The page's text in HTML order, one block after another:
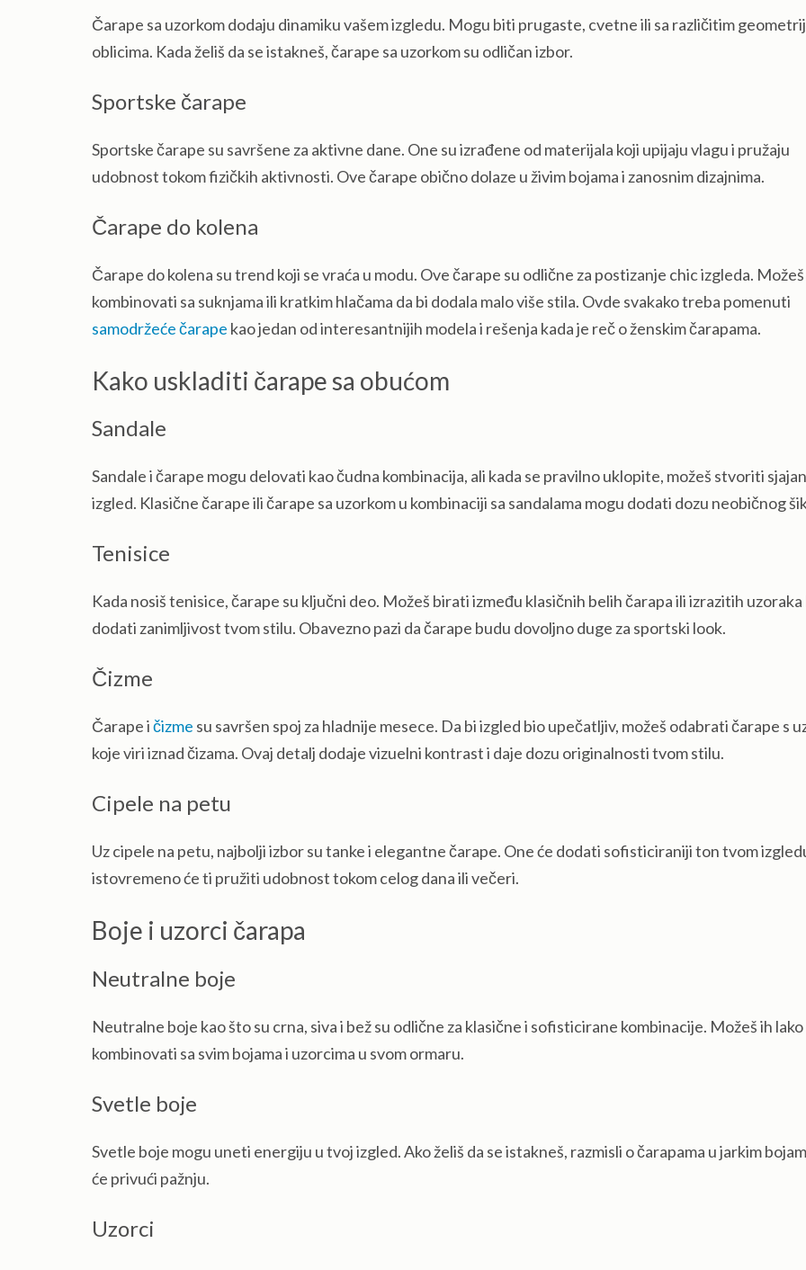
Čarape sa uzorkom dodaju dinamiku vašem izgledu. Mogu biti prugaste, cvetne ili sa različitim
oblicima. Kada želiš da se istakneš, čarape sa uzorkom su odličan izbor.
Sportske čarape
Sportske čarape su savršene za aktivne dane. One su izrađene od materijala koji upijaju vlagu i pružaju
udobnost tokom fizičkih aktivnosti. Ove čarape obično dolaze u živim bojama i zanosnim dizajnima.
Čarape do kolena
Čarape do kolena su trend koji se vraća u modu. Ove čarape su odlične za postizanje chic izgleda.
kombinovati sa suknjama ili kratkim hlačama da bi dodala malo više stila. Ovde svakako treba pomenuti
samodržeće čarape kao jedan od interesantnijih modela i rešenja kada je reč o ženskim čarapama.
Kako uskladiti čarape sa obućom
Sandale
Sandale i čarape mogu delovati kao čudna kombinacija, ali kada se pravilno uklopite, možeš stvoriti sjajan
izgled. Klasične čarape ili čarape sa uzorkom u kombinaciji sa sandalama mogu dodati dozu neobičnog
Tenisice
Kada nosiš tenisice, čarape su ključni deo. Možeš birati između klasičnih belih čarapa ili izrazitih uzoraka
dodati zanimljivost tvom stilu. Obavezno pazi da čarape budu dovoljno duge za sportski look.
Čizme
Čarape ičizme su savršen spoj za hladnije mesece. Da bi izgled bio upečatljiv, možeš odabrati čarape s
koje viri iznad čizama. Ovaj detalj dodaje vizuelni kontrast i daje dozu originalnosti tvom stilu.
Cipele na petu
Uz cipele na petu, najbolji izbor su tanke i elegantne čarape. One će dodati sofisticiraniji ton tvom
istovremeno će ti pružiti udobnost tokom celog dana ili večeri.
Boje i uzorci čarapa
Neutralne boje
Neutralne boje kao što su crna, siva i bež su odlične za klasične i sofisticirane kombinacije. Možeš ih lako
kombinovati sa svim bojama i uzorcima u svom ormaru.
Svetle boje
Svetle boje mogu uneti energiju u tvoj izgled. Ako želiš da se istakneš, razmisli o čarapama u jarkim
će privući pažnju.
Uzorci